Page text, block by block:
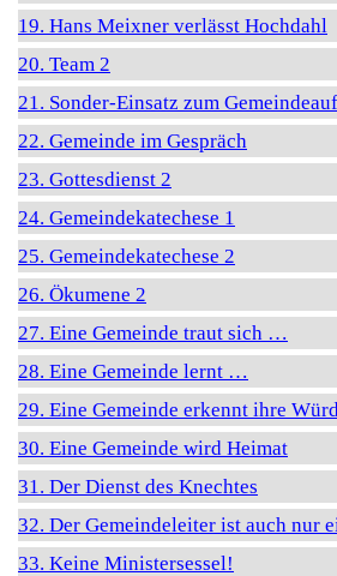
19. Hans Meixner verlässt Hochdahl
20. Team 2
21. Sonder-Einsatz zum
22. Gemeinde im Gespräch
23. Gottesdienst 2
24. Gemeindekatechese 1
25. Gemeindekatechese 2
26. Ökumene 2
27. Eine Gemeinde traut sich …
28. Eine Gemeinde lernt …
29. Eine Gemeinde erkennt ihre
30. Eine Gemeinde wird Heimat
31. Der Dienst des Knechtes
32. Der Gemeindeleiter ist auch nur
33. Keine Ministersessel!